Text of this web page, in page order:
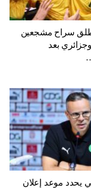
سراح مشجعين
بعد
يحدد موعد إعلان